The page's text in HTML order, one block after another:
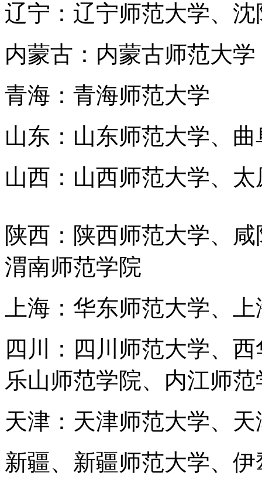
辽宁：辽宁师范大学、
内蒙古：内蒙古师范大学
青海：青海师范大学
山东：山东师范大学、
山西：山西师范大学、
陕西：陕西师范大学、
渭南师范学院
上海：华东师范大学、
四川：四川师范大学、
乐山师范学院、内江师范
天津：天津师范大学、
新疆、新疆师范大学、